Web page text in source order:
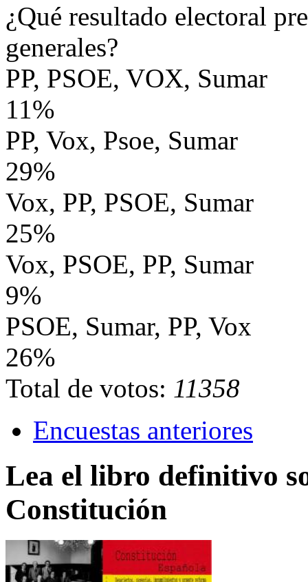
¿Qué resultado electoral
generales?
PP, PSOE, VOX, Sumar
11%
PP, Vox, Psoe, Sumar
29%
Vox, PP, PSOE, Sumar
25%
Vox, PSOE, PP, Sumar
9%
PSOE, Sumar, PP, Vox
26%
Total de votos: 11358
Encuestas anteriores
Lea el libro definitivo
Constitución